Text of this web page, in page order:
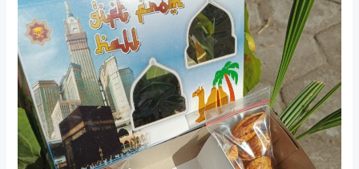
Haji
Umroh
Termurah
di
Yogyakarta